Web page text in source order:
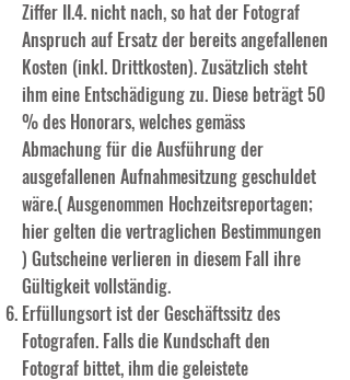
Ziffer II.4. nicht nach, so hat der Fotograf
Anspruch auf Ersatz der bereits angefallenen
Kosten (inkl. Drittkosten). Zusätzlich steht
ihm eine Entschädigung zu. Diese beträgt 50
% des Honorars, welches gemäss
Abmachung für die Ausführung der
ausgefallenen Aufnahmesitzung geschuldet
wäre.( Ausgenommen Hochzeitsreportagen;
hier gelten die vertraglichen Bestimmungen
) Gutscheine verlieren in diesem Fall ihre
Gültigkeit vollständig.
Erfüllungsort ist der Geschäftssitz des
Fotografen. Falls die Kundschaft den
Fotograf bittet, ihm die geleistete